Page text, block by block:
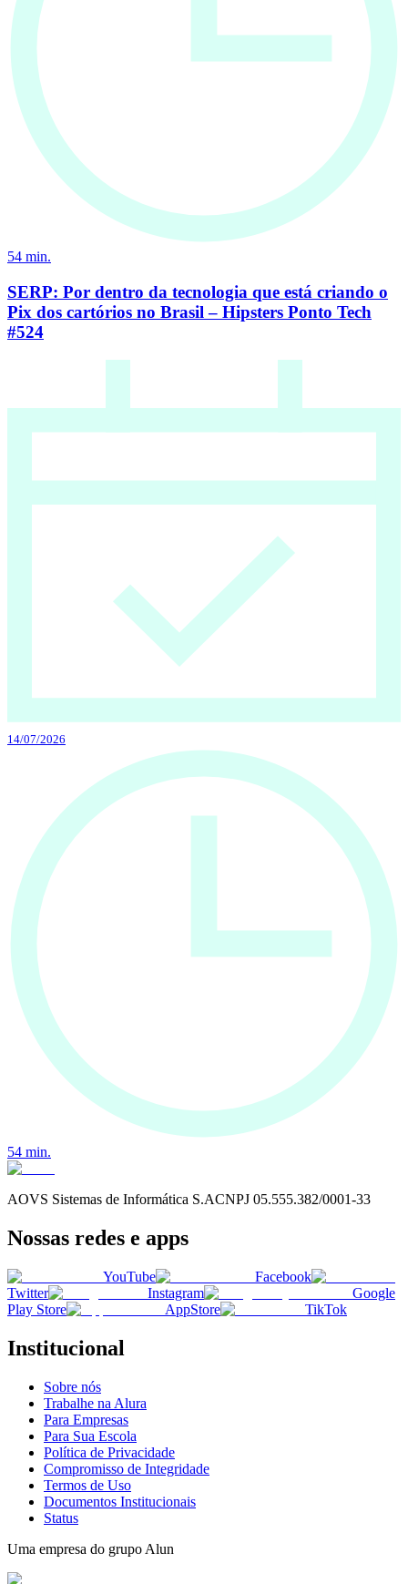
54 min.
SERP: Por dentro da tecnologia que está criando o
Pix dos cartórios no Brasil – Hipsters Ponto Tech
#524
14/07/2026
54 min.
AOVS Sistemas de Informática S.ACNPJ 05.555.382/0001-33
Nossas redes e apps
YouTube
Facebook
Twitter
Instagram
Google
Play Store
AppStore TikTok
Institucional
Sobre nós
Trabalhe na Alura
Para Empresas
Para Sua Escola
Política de Privacidade
Compromisso de Integridade
Termos de Uso
Documentos Institucionais
Status
Uma empresa do grupo Alun